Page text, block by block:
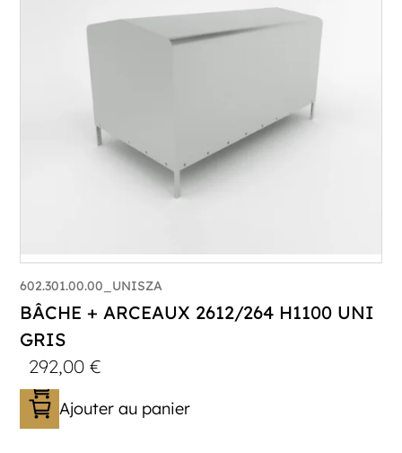
602.301.00.00_UNISZA
BÂCHE + ARCEAUX 2612/264 H1100 UNI
GRIS
292,00€
Ajouter au panier